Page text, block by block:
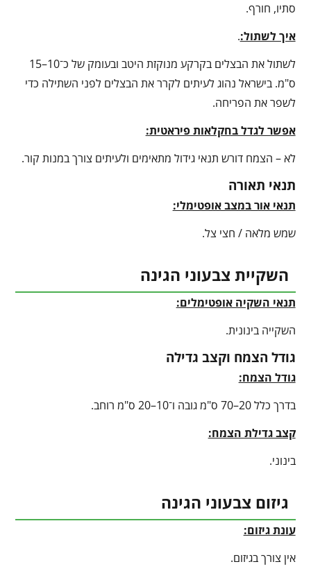
סתיו, חורף.
איך לשתול:.
לשתול את הבצלים בקרקע מנוקזת היטב ובעומק של כ־10–15
ס"מ. בישראל נהוג לעיתים לקרר את הבצלים לפני השתילה כדי
לשפר את הפריחה.
אפשר לגדל בחקלאות פיראטית:
לא – הצמח דורש תנאי גידול מתאימים ולעיתים צורך במנות קור.
תנאי תאורה
תנאי אור במצב אופטימלי:
שמש מלאה / חצי צל.
השקיית צבעוני הגינה
תנאי השקיה אופטימלים:
השקייה בינונית.
גודל הצמח וקצב גדילה
גודל הצמח:
בדרך כלל 20–70 ס"מ גובה ו־10–20 ס"מ רוחב.
קצב גדילת הצמח:
בינוני.
גיזום צבעוני הגינה
עונת גיזום:
אין צורך בגיזום.